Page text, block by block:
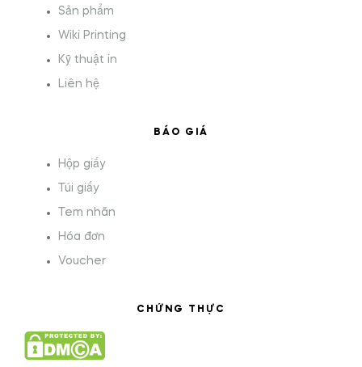
Sản phẩm
Wiki Printing
Kỹ thuật in
Liên hệ
BÁO GIÁ
Hộp giấy
Túi giấy
Tem nhãn
Hóa đơn
Voucher
CHỨNG THỰC